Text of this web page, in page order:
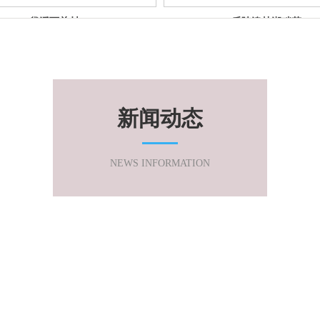
黛溪西关村
乐陵澳林湖畔花
新闻动态
NEWS INFORMATION